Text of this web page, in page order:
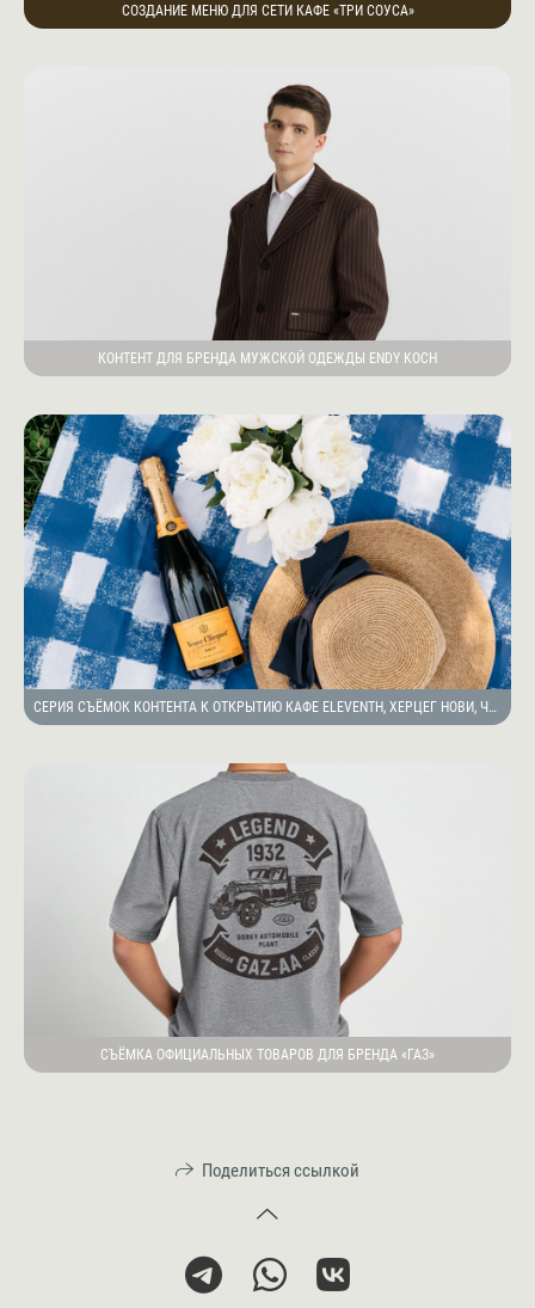
СОЗДАНИЕ МЕНЮ ДЛЯ СЕТИ КАФЕ «ТРИ СОУСА»
КОНТЕНТ ДЛЯ БРЕНДА МУЖСКОЙ ОДЕЖДЫ ENDY KOCH
СЕРИЯ СЪЁМОК КОНТЕНТА К ОТКРЫТИЮ КАФЕ ELEVENTH, ХЕРЦЕГ НОВИ, ЧЕРНОГОРИЯ
СЪЁМКА ОФИЦИАЛЬНЫХ ТОВАРОВ ДЛЯ БРЕНДА «ГАЗ»
Поделиться ссылкой